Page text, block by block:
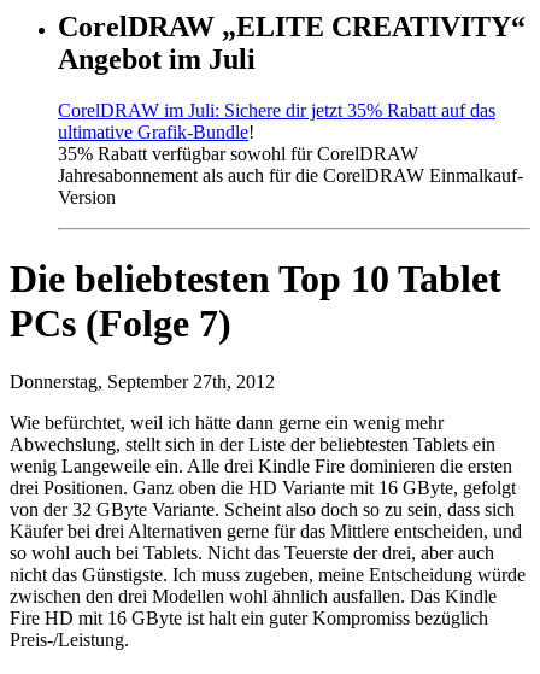
CorelDRAW „ELITE CREATIVITY“
Angebot im Juli
CorelDRAW im Juli: Sichere dir jetzt 35% Rabatt auf das
ultimative Grafik-Bundle!
35% Rabatt verfügbar sowohl für CorelDRAW
Jahresabonnement als auch für die CorelDRAW Einmalkauf-
Version
Die beliebtesten Top 10 Tablet
PCs (Folge 7)
Donnerstag, September 27th, 2012
Wie befürchtet, weil ich hätte dann gerne ein wenig mehr
Abwechslung, stellt sich in der Liste der beliebtesten Tablets ein
wenig Langeweile ein. Alle drei Kindle Fire dominieren die ersten
drei Positionen. Ganz oben die HD Variante mit 16 GByte, gefolgt
von der 32 GByte Variante. Scheint also doch so zu sein, dass sich
Käufer bei drei Alternativen gerne für das Mittlere entscheiden, und
so wohl auch bei Tablets. Nicht das Teuerste der drei, aber auch
nicht das Günstigste. Ich muss zugeben, meine Entscheidung würde
zwischen den drei Modellen wohl ähnlich ausfallen. Das Kindle
Fire HD mit 16 GByte ist halt ein guter Kompromiss bezüglich
Preis-/Leistung.